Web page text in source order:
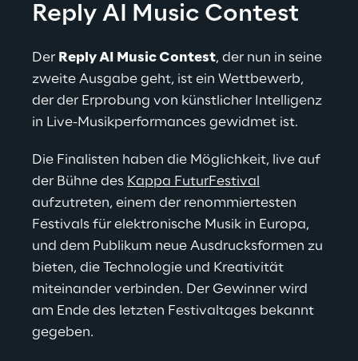
Reply AI Music Contest
Der Reply AI Music Contest, der nun in seine
zweite Ausgabe geht, ist ein Wettbewerb,
der der Erprobung von künstlicher Intelligenz
in Live-Musikperformances gewidmet ist.
Die Finalisten haben die Möglichkeit, live auf
der Bühne des Kappa FuturFestival
aufzutreten, einem der renommiertesten
Festivals für elektronische Musik in Europa,
und dem Publikum neue Ausdrucksformen zu
bieten, die Technologie und Kreativität
miteinander verbinden. Der Gewinner wird
am Ende des letzten Festivaltages bekannt
gegeben.